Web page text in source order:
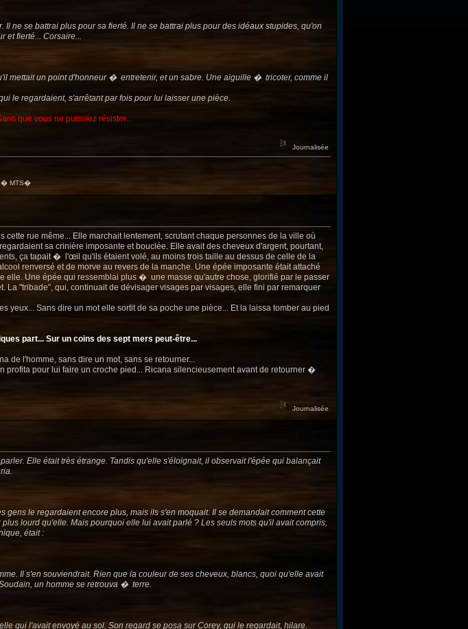
ne se battrai plus pour sa fierté. Il ne se battrai plus pour des idéaux stupides, qu'on
et fierté... Corsaire...
mettait un point d'honneur � entretenir, et un sabre. Une aiguille � tricoter, comme il
le regardaient, s'arrêtant par fois pour lui laisser une pièce.
que vous ne puissiez résister...
Journalisée
� MTS�
rue même... Elle marchait lentement, scrutant chaque personnes de la ville où
sa crinière imposante et bouclée. Elle avait des cheveux d'argent, pourtant,
ça tapait � l'œil qu'ils étaient volé, au moins trois taille au dessus de celle de la
renversé et de morve au revers de la manche. Une épée imposante était attaché
elle. Une épée qui ressemblai plus � une masse qu'autre chose, glorifié par le passer
La "tribade", qui, continuait de dévisager visages par visages, elle fini par remarquer
yeux... Sans dire un mot elle sortit de sa poche une pièce... Et la laissa tomber au pied
part... Sur un coins des sept mers peut-être...
de l'homme, sans dire un mot, sans se retourner...
profita pour lui faire un croche pied... Ricana silencieusement avant de retourner �
Journalisée
Elle était très étrange. Tandis qu'elle s'éloignait, il observait l'épée qui balançait
gens le regardaient encore plus, mais ils s'en moquait. Il se demandait comment cette
lourd qu'elle. Mais pourquoi elle lui avait parlé ? Les seuls mots qu'il avait compris,
était :
Il s'en souviendrait. Rien que la couleur de ses cheveux, blancs, quoi qu'elle avait
un homme se retrouva � terre.
qui l'avait envoyé au sol. Son regard se posa sur Corey, qui le regardait, hilare.